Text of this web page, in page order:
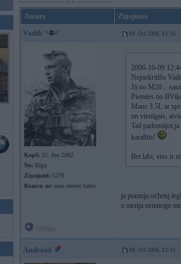
Autors Ziņojums
Vadik 09. Oct 2006, 13:16
Kopš: 25. Jun 2002
No: Rīga
Ziņojumi: 5279
Braucu ar: nine eleven turbo
2006-10-09
Nepiekritīšu
Jā no M20...
Piemērs no
Mans 3.5L ar
un vienīgais,
Tad
karalītis!
Bet labi, viss ir
ja pomnju ochenj
u menja nemnogo
Android 09. Oct 2006, 13:43